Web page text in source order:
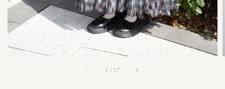
1 / 17